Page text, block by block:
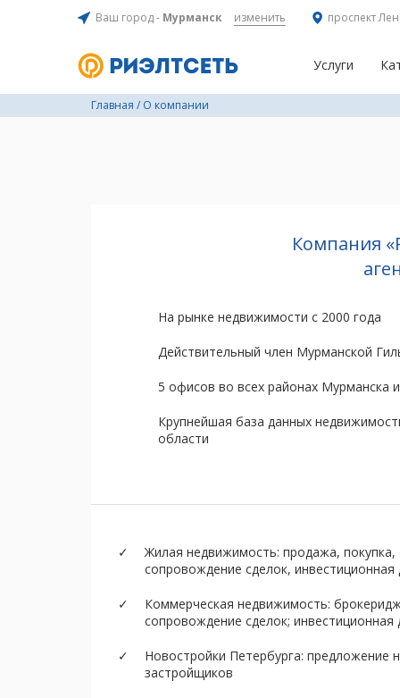
Ваш город - Мурманск изменить проспект
Услуги
Главная / О компании
Компания
На рынке недвижимости с 2000 года
Действительный член Мурманской
5 офисов во всех районах Мурманска
Крупнейшая база данных
области
Жилая недвижимость: продажа,
сопровождение сделок, инвестиционная
Коммерческая недвижимость:
сопровождение сделок; инвестиционная
Новостройки Петербурга: предложение
застройщиков